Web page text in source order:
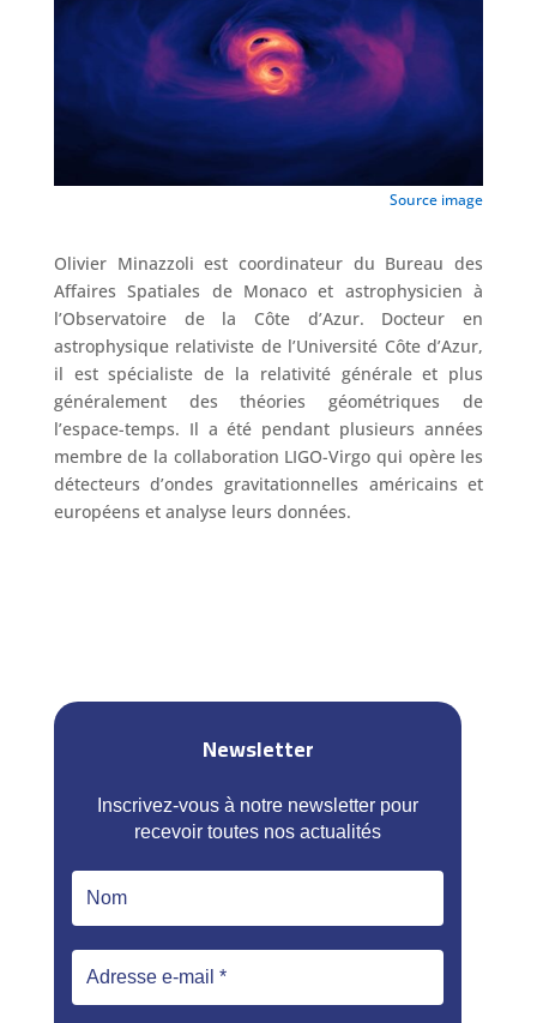
Source image
Olivier Minazzoli est coordinateur du Bureau des
Affaires Spatiales de Monaco et astrophysicien à
l’Observatoire de la Côte d’Azur. Docteur en
astrophysique relativiste de l’Université Côte d’Azur,
il est spécialiste de la relativité générale et plus
généralement des théories géométriques de
l’espace-temps. Il a été pendant plusieurs années
membre de la collaboration LIGO-Virgo qui opère les
détecteurs d’ondes gravitationnelles américains et
européens et analyse leurs données.
Newsletter
Inscrivez-vous à notre newsletter pour
recevoir toutes nos actualités